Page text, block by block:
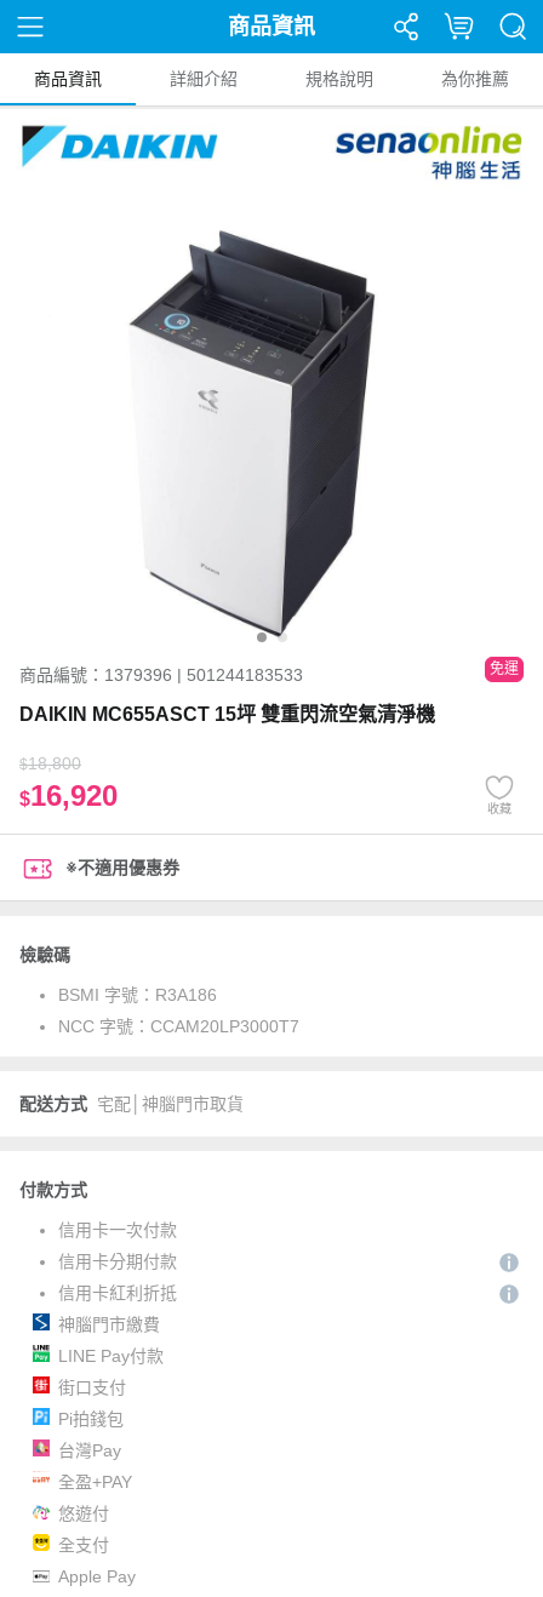
商品資訊
商品資訊 詳細介紹 規格說明 為你推薦
商品編號：1379396 | 501244183533 免運
DAIKIN MC655ASCT 15坪 雙重閃流空氣清淨機
$18,800
$16,920 收藏
※不適用優惠券
檢驗碼
BSMI 字號： R3A186
NCC 字號： CCAM20LP3000T7
配送方式 宅配│神腦門市取貨
付款方式
信用卡一次付款
信用卡分期付款
信用卡紅利折抵
神腦門市繳費
LINE Pay付款
街口支付
Pi拍錢包
台灣Pay
全盈+PAY
悠遊付
全支付
Apple Pay